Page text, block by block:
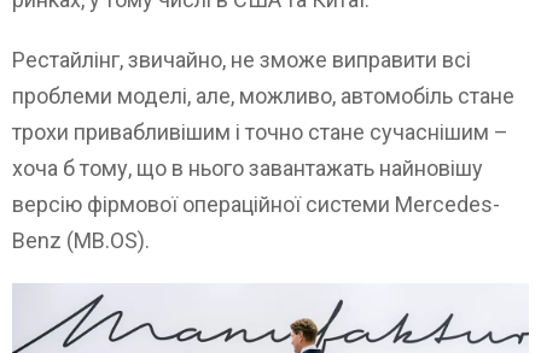
Рестайлінг, звичайно, не зможе виправити всі
проблеми моделі, але, можливо, автомобіль стане
трохи привабливішим і точно стане сучаснішим –
хоча б тому, що в нього завантажать найновішу
версію фірмової операційної системи Mercedes-
Benz (MB.OS).